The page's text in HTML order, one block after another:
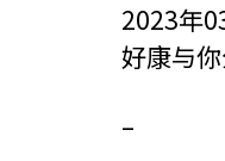
2023年
好康与
–